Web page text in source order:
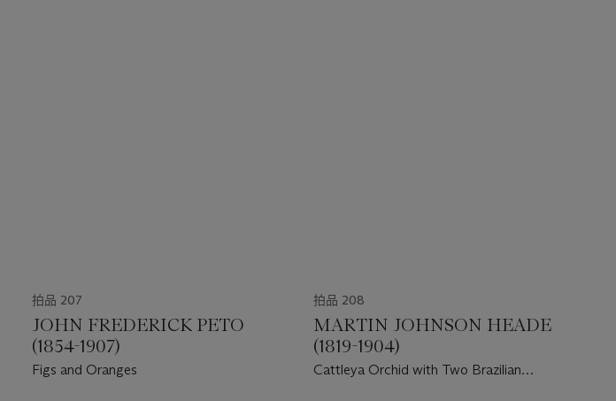
拍品 207
JOHN FREDERICK PETO
(1854-1907)
Figs and Oranges
拍品 208
MARTIN JOHNSON HEADE
(1819-1904)
Cattleya Orchid with Two Brazilian